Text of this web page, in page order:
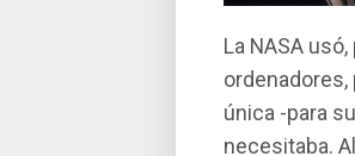
La NASA
ordenadores,
única -para
necesitaba.